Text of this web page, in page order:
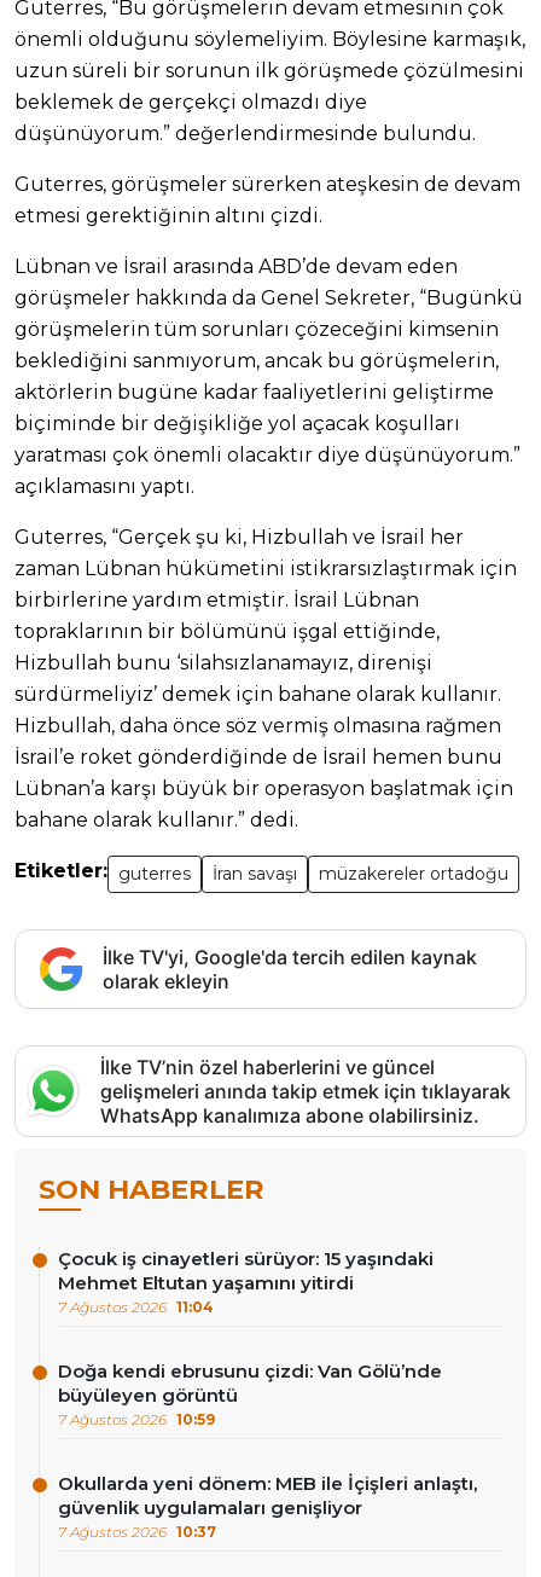
Guterres, “Bu görüşmelerin devam etmesinin çok
önemli olduğunu söylemeliyim. Böylesine karmaşık,
uzun süreli bir sorunun ilk görüşmede çözülmesini
beklemek de gerçekçi olmazdı diye
düşünüyorum.” değerlendirmesinde bulundu.
Guterres, görüşmeler sürerken ateşkesin de devam
etmesi gerektiğinin altını çizdi.
Lübnan ve İsrail arasında ABD’de devam eden
görüşmeler hakkında da Genel Sekreter, “Bugünkü
görüşmelerin tüm sorunları çözeceğini kimsenin
beklediğini sanmıyorum, ancak bu görüşmelerin,
aktörlerin bugüne kadar faaliyetlerini geliştirme
biçiminde bir değişikliğe yol açacak koşulları
yaratması çok önemli olacaktır diye düşünüyorum.”
açıklamasını yaptı.
Guterres, “Gerçek şu ki, Hizbullah ve İsrail her
zaman Lübnan hükümetini istikrarsızlaştırmak için
birbirlerine yardım etmiştir. İsrail Lübnan
topraklarının bir bölümünü işgal ettiğinde,
Hizbullah bunu ‘silahsızlanamayız, direnişi
sürdürmeliyiz’ demek için bahane olarak kullanır.
Hizbullah, daha önce söz vermiş olmasına rağmen
İsrail’e roket gönderdiğinde de İsrail hemen bunu
Lübnan’a karşı büyük bir operasyon başlatmak için
bahane olarak kullanır.” dedi.
Etiketler: guterres İran savaşı müzakereler ortadoğu
İlke TV'yi, Google'da tercih edilen kaynak
olarak ekleyin
İlke TV’nin özel haberlerini ve güncel
gelişmeleri anında takip etmek için tıklayarak
WhatsApp kanalımıza abone olabilirsiniz.
SON HABERLER
Çocuk iş cinayetleri sürüyor: 15 yaşındaki
Mehmet Eltutan yaşamını yitirdi
7 Ağustos 2026 11:04
Doğa kendi ebrusunu çizdi: Van Gölü’nde
büyüleyen görüntü
7 Ağustos 2026 10:59
Okullarda yeni dönem: MEB ile İçişleri anlaştı,
güvenlik uygulamaları genişliyor
7 Ağustos 2026 10:37